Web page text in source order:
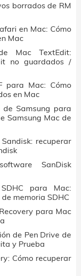
borrados de RM
en Mac: Cómo
Mac
Mac TextEdit:
no guardados /
para Mac: Cómo
en Mac
Samsung para
Samsung Mac de
recuperar
SanDisk
para Mac:
memoria SDHC
para Mac
de Pen Drive de
y Prueba
Cómo recuperar